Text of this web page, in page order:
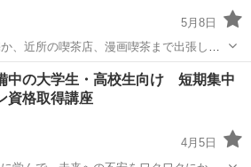
5月8日
、近所の喫茶店、漫画喫茶まで出張し、
含む）で、私が教えられる事は何でも教
Windows総合 習い事
中の大学生・高校生向け 短期集中
資格取得講座
4月5日